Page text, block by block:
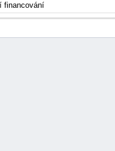
financování